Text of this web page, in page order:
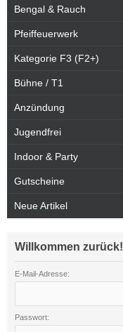
Bengal & Rauch
Pfeiffeuerwerk
Kategorie F3 (F2+)
Bühne / T1
Anzündung
Jugendfrei
Indoor & Party
Gutscheine
Neue Artikel
Willkommen zurück!
E-Mail-Adresse:
Passwort: